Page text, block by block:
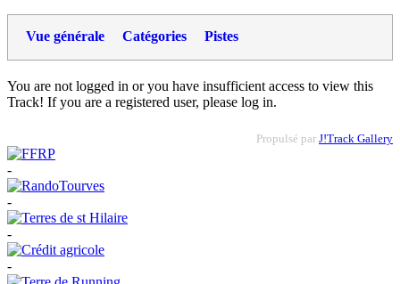
Vue générale Catégories Pistes
You are not logged in or you have insufficient access to view this
Track! If you are a registered user, please log in.
Propulsé par J!Track Gallery
-
-
-
-